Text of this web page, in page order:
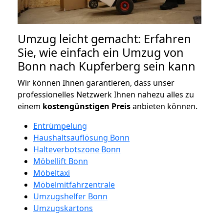
Umzug leicht gemacht: Erfahren
Sie, wie einfach ein Umzug von
Bonn nach Kupferberg sein kann
Wir können Ihnen garantieren, dass unser
professionelles Netzwerk Ihnen nahezu alles zu
einem kostengünstigen Preisanbieten können.
Entrümpelung
Haushaltsauflösung Bonn
Halteverbotszone Bonn
Möbellift Bonn
Möbeltaxi
Möbelmitfahrzentrale
Umzugshelfer Bonn
Umzugskartons